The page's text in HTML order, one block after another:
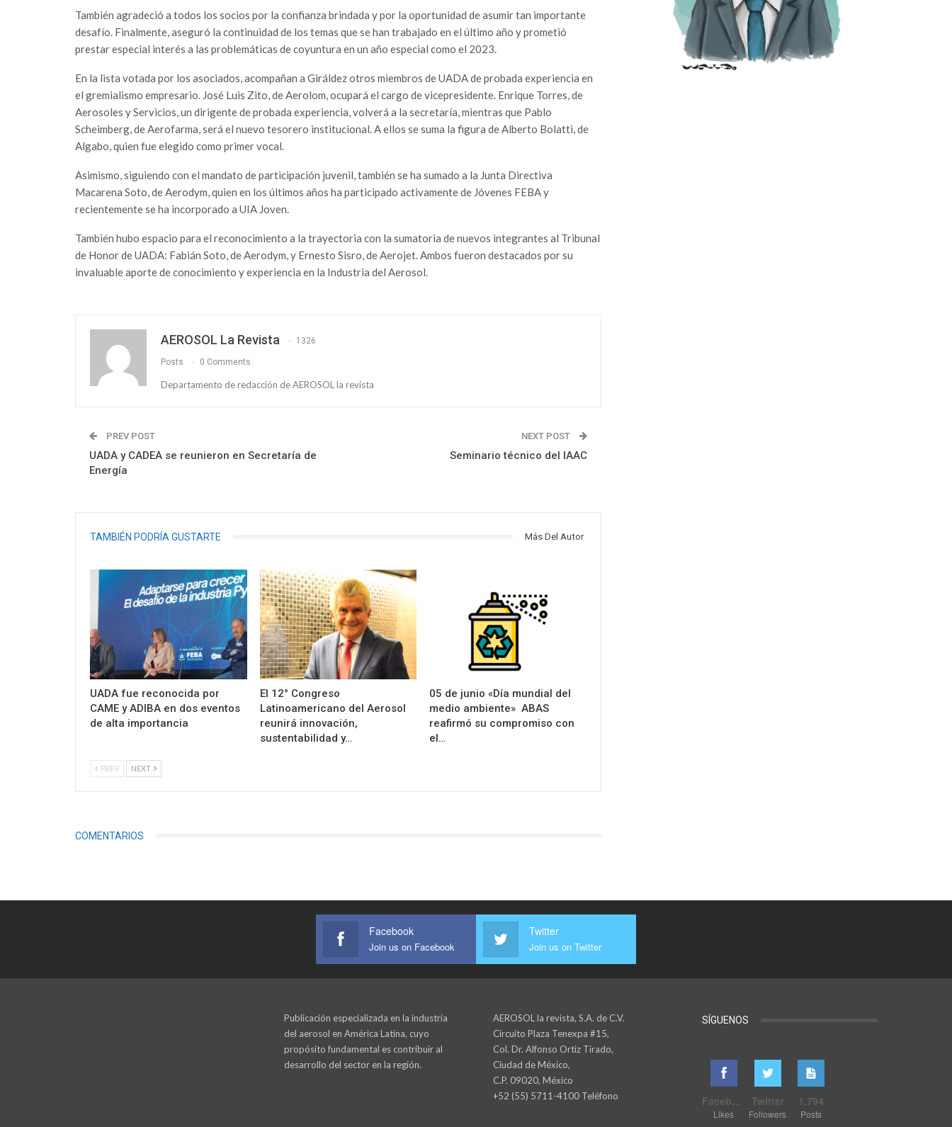
También agradeció a todos los socios por la confianza brindada y por la oportunidad de asumir tan importante
desafío. Finalmente, aseguró la continuidad de los temas que se han trabajado en el último año y prometió
prestar especial interés a las problemáticas de coyuntura en un año especial como el 2023.
En la lista votada por los asociados, acompañan a Giráldez otros miembros de UADA de probada experiencia en
el gremialismo empresario. José Luis Zito, de Aerolom, ocupará el cargo de vicepresidente. Enrique Torres, de
Aerosoles y Servicios, un dirigente de probada experiencia, volverá a la secretaría, mientras que Pablo
Scheimberg, de Aerofarma, será el nuevo tesorero institucional. A ellos se suma la figura de Alberto Bolatti, de
Algabo, quien fue elegido como primer vocal.
Asimismo, siguiendo con el mandato de participación juvenil, también se ha sumado a la Junta Directiva
Macarena Soto, de Aerodym, quien en los últimos años ha participado activamente de Jóvenes FEBA y
recientemente se ha incorporado a UIA Joven.
También hubo espacio para el reconocimiento a la trayectoria con la sumatoria de nuevos integrantes al Tribunal
de Honor de UADA: Fabián Soto, de Aerodym, y Ernesto Sisro, de Aerojet. Ambos fueron destacados por su
invaluable aporte de conocimiento y experiencia en la Industria del Aerosol.
AEROSOL La Revista 1326
Posts 0 Comments
Departamento de redacción de AEROSOL la revista
PREV POST
UADA y CADEA se reunieron en Secretaría de
Energía
NEXT POST
Seminario técnico del IAAC
TAMBIÉN PODRÍA GUSTARTE Más Del Autor
UADA fue reconocida por
CAME y ADIBA en dos eventos
de alta importancia
El 12° Congreso
Latinoamericano del Aerosol
reunirá innovación,
sustentabilidad y…
05 de junio «Día mundial del
medio ambiente» ABAS
reafirmó su compromiso con
el…
PREV NEXT
COMENTARIOS
Facebook
Join us on Facebook
Twitter
Join us on Twitter
Publicación especializada en la industria
del aerosol en América Latina, cuyo
propósito fundamental es contribuir al
desarrollo del sector en la región.
AEROSOL la revista, S.A. de C.V.
Circuito Plaza Tenexpa #15,
Col. Dr. Alfonso Ortiz Tirado,
Ciudad de México,
C.P. 09020, México
+52 (55) 5711-4100 Teléfono
SÍGUENOS
Facebook
Likes
Twitter
Followers
1,794
Posts